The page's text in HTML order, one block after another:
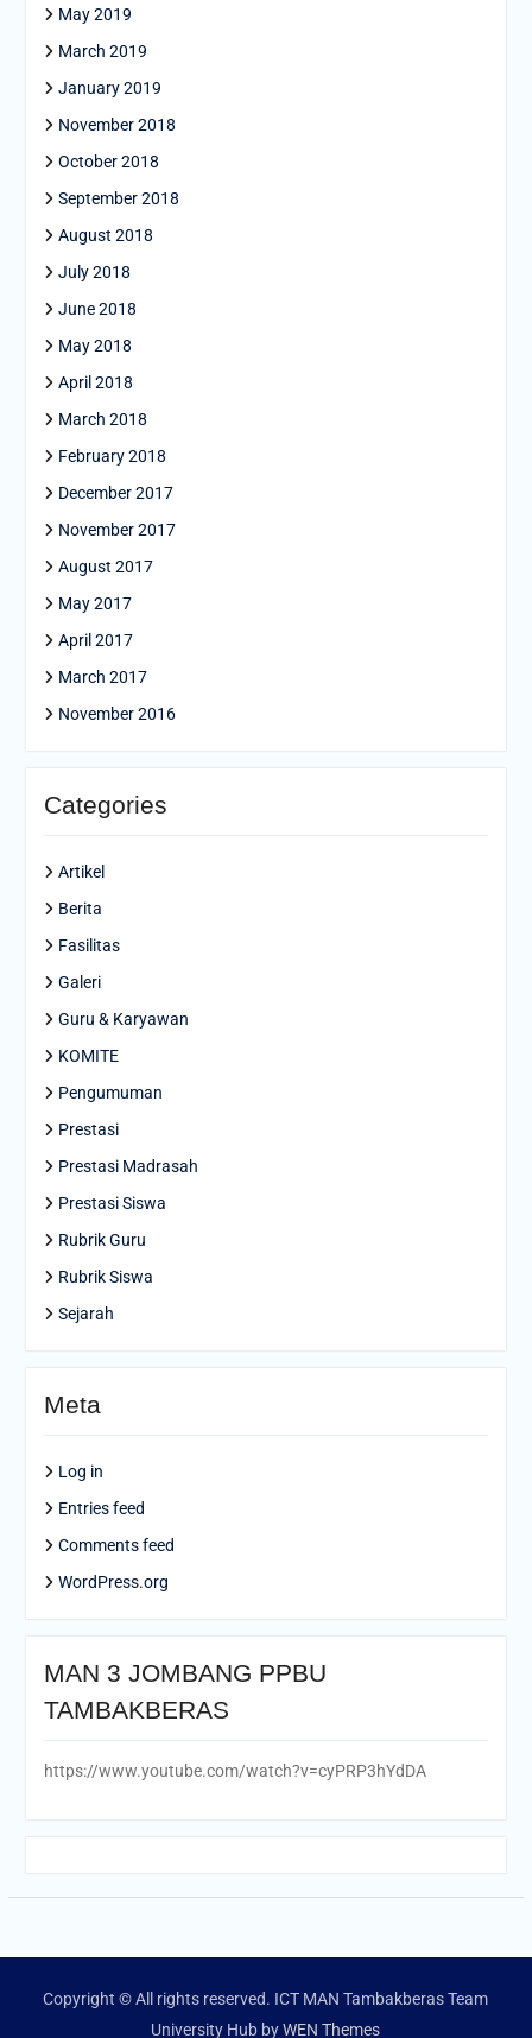
May 2019
March 2019
January 2019
November 2018
October 2018
September 2018
August 2018
July 2018
June 2018
May 2018
April 2018
March 2018
February 2018
December 2017
November 2017
August 2017
May 2017
April 2017
March 2017
November 2016
Categories
Artikel
Berita
Fasilitas
Galeri
Guru & Karyawan
KOMITE
Pengumuman
Prestasi
Prestasi Madrasah
Prestasi Siswa
Rubrik Guru
Rubrik Siswa
Sejarah
Meta
Log in
Entries feed
Comments feed
WordPress.org
MAN 3 JOMBANG PPBU
TAMBAKBERAS
https://www.youtube.com/watch?v=cyPRP3hYdDA
Copyright © All rights reserved. ICT MAN Tambakberas Team
University Hub byWEN Themes